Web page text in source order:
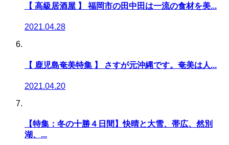
【 高級居酒屋 】 福岡市の田中田は一流の食材を美...
2021.04.28
【 鹿児島奄美特集 】 さすが元沖縄です。奄美は人...
2021.04.20
【特集：冬の十勝４日間】快晴と大雪、帯広、然別
湖、...